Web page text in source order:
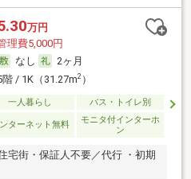
万円
理費5,000円
なし
2ヶ月
階 / 1K（31.27m2）
一人暮らし バス・トイレ別
ターネット無料
モニタ付インターホ
ン
宅街・保証人不要／代行 ・初期